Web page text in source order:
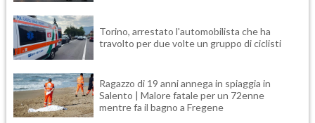
Torino, arrestato l'automobilista che ha
travolto per due volte un gruppo di ciclisti
Ragazzo di 19 anni annega in spiaggia in
Salento | Malore fatale per un 72enne
mentre fa il bagno a Fregene